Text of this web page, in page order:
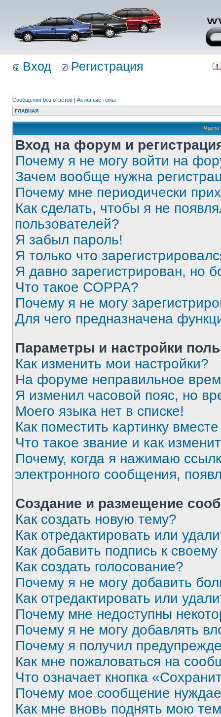
Вход Регистрация
Сообщения без ответов | Активные темы
ГЛАВНАЯ
Вход на форум и
Почему я не могу войти на
Зачем вообще нужна
Почему мне периодически
Как сделать, чтобы я не
пользователей?
Я забыл пароль!
Я только что
Я давно зарегистрирован, но
Что такое COPPA?
Почему я не могу
Для чего предназначена
Параметры и настройки
Как изменить мои настройки?
На форуме неправильное
Я изменил часовой пояс, но
Моего языка нет в списке!
Как поместить картинку
Что такое звание и как
Почему, когда я нажимаю
электронного сообщения,
Создание и размещение
Как создать новую тему?
Как отредактировать или
Как добавить подпись к
Как создать голосование?
Почему я не могу добавить
Как отредактировать или
Почему мне недоступны
Почему я не могу добавлять
Почему я получил
Как мне пожаловаться на
Что означает кнопка
Почему мое сообщение
Как мне вновь поднять мою